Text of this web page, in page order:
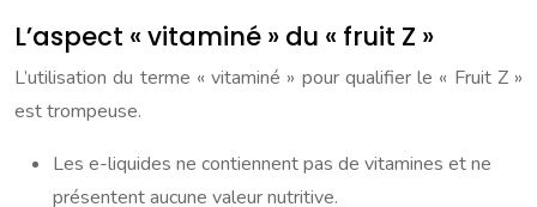
L’aspect « vitaminé » du « fruit Z »
L’utilisation du terme « vitaminé » pour qualifier le « Fruit Z »
est trompeuse.
Les e-liquides ne contiennent pas de vitamines et ne
présentent aucune valeur nutritive.